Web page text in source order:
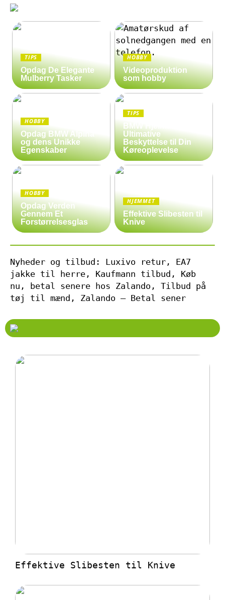
TIPS
Opdag De Elegante
Mulberry Tasker
HOBBY
Videoproduktion
som hobby
HOBBY
Opdag BMW Alpina
og dens Unikke
Egenskaber
TIPS
BMW Hjelm: Den
Ultimative
Beskyttelse til Din
Køreoplevelse
HOBBY
Opdag Verden
Gennem Et
Forstørrelsesglas
HJEMMET
Effektive Slibesten til
Knive
Nyheder og tilbud: Luxivo retur, EA7
jakke til herre, Kaufmann tilbud, Køb
nu, betal senere hos Zalando, Tilbud på
tøj til mænd, Zalando – Betal sener
Effektive Slibesten til Knive